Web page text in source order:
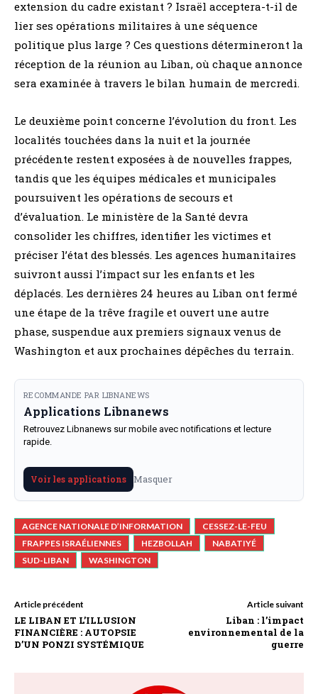
extension du cadre existant ? Israël acceptera-t-il de
lier ses opérations militaires à une séquence
politique plus large ? Ces questions détermineront la
réception de la réunion au Liban, où chaque annonce
sera examinée à travers le bilan humain de mercredi.
Le deuxième point concerne l’évolution du front. Les
localités touchées dans la nuit et la journée
précédente restent exposées à de nouvelles frappes,
tandis que les équipes médicales et municipales
poursuivent les opérations de secours et
d’évaluation. Le ministère de la Santé devra
consolider les chiffres, identifier les victimes et
préciser l’état des blessés. Les agences humanitaires
suivront aussi l’impact sur les enfants et les
déplacés. Les dernières 24 heures au Liban ont fermé
une étape de la trêve fragile et ouvert une autre
phase, suspendue aux premiers signaux venus de
Washington et aux prochaines dépêches du terrain.
RECOMMANDE PAR LIBNANEWS
Applications Libnanews
Retrouvez Libnanews sur mobile avec notifications et lecture
rapide.
Voir les applications Masquer
AGENCE NATIONALE D’INFORMATION
CESSEZ-LE-FEU
FRAPPES ISRAÉLIENNES
HEZBOLLAH
NABATIYÉ
SUD-LIBAN
WASHINGTON
Article précédent
LE LIBAN ET L’ILLUSION
FINANCIÈRE : AUTOPSIE
D’UN PONZI SYSTÉMIQUE
Article suivant
Liban : l’impact
environnemental de la
guerre